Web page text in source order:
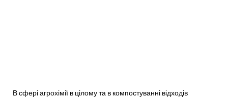
В сфері агрохімії в цілому та в компостуванні відходів